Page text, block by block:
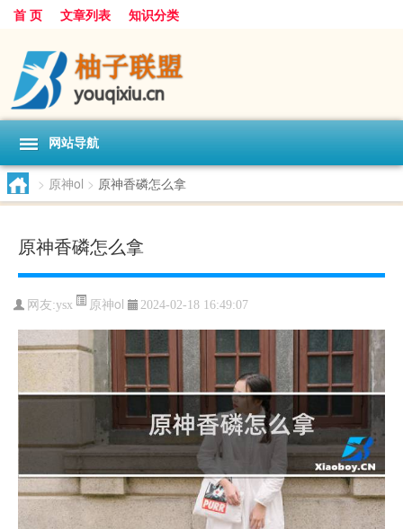
首 页 文章列表 知识分类
网站导航
> 原神ol > 原神香磷怎么拿
原神香磷怎么拿
网友:ysx 原神ol 2024-02-18 16:49:07